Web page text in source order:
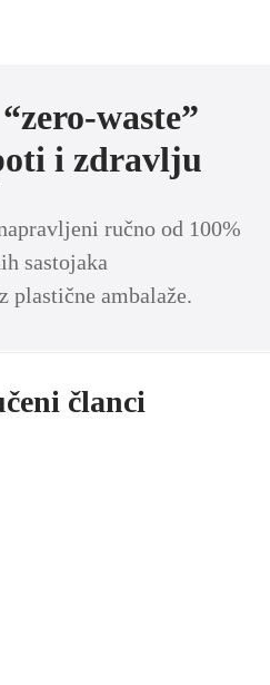
waste”
i zdravlju
ručno od 100%
sastojaka
plastične ambalaže.
članci